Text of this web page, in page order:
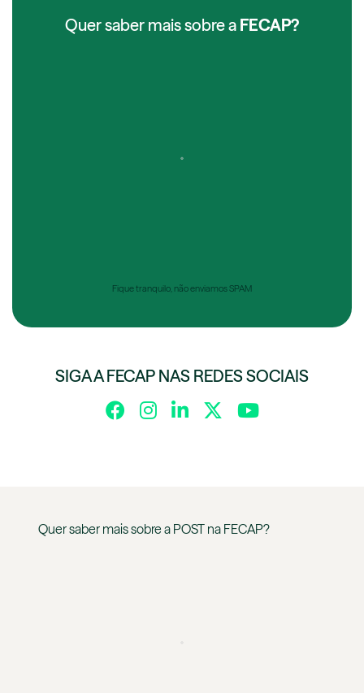
Quer saber mais sobre a FECAP?
Fique tranquilo, não enviamos SPAM
SIGA A FECAP NAS REDES SOCIAIS
Quer saber mais sobre a POST na FECAP?